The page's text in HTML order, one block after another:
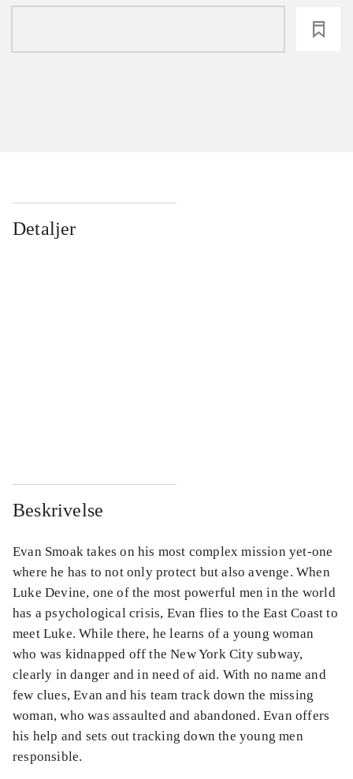
Detaljer
Beskrivelse
Evan Smoak takes on his most complex mission yet-one
where he has to not only protect but also avenge. When
Luke Devine, one of the most powerful men in the world
has a psychological crisis, Evan flies to the East Coast to
meet Luke. While there, he learns of a young woman
who was kidnapped off the New York City subway,
clearly in danger and in need of aid. With no name and
few clues, Evan and his team track down the missing
woman, who was assaulted and abandoned. Evan offers
his help and sets out tracking down the young men
responsible.